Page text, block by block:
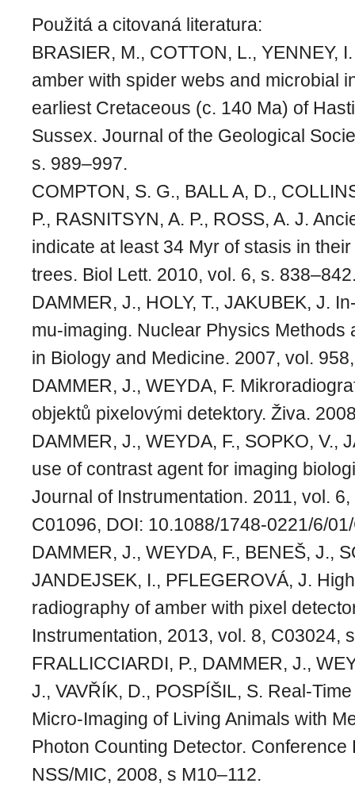
Použitá a citovaná literatura:
BRASIER, M., COTTON, L., YENNEY,
amber with spider webs and microbial
earliest Cretaceous (c. 140 Ma) of
Sussex. Journal of the Geological
s. 989–997.
COMPTON, S. G., BALL A, D.,
P., RASNITSYN, A. P., ROSS, A. J.
indicate at least 34 Myr of stasis in
trees. Biol Lett. 2010, vol. 6, s.
DAMMER, J., HOLY, T., JAKUBEK, J.
mu-imaging. Nuclear Physics Methods
in Biology and Medicine. 2007, vol.
DAMMER, J., WEYDA, F.
objektů pixelovými detektory. Živa.
DAMMER, J., WEYDA, F., SOPKO, V.,
use of contrast agent for imaging
Journal of Instrumentation. 2011, vol.
C01096, DOI: 10.1088/1748-0221/6/
DAMMER, J., WEYDA, F., BENEŠ, J.,
JANDEJSEK, I., PFLEGEROVÁ, J.
radiography of amber with pixel
Instrumentation, 2013, vol. 8, C03024,
FRALLICCIARDI, P., DAMMER, J.,
J., VAVŘÍK, D., POSPÍŠIL, S. Real-
Micro-Imaging of Living Animals with
Photon Counting Detector. Conference
NSS/MIC, 2008, s M10–112.